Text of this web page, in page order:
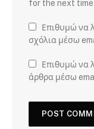
for the next time
Επιθυμώ να
σχόλια μέσω
Επιθυμώ να
άρθρα μέσω